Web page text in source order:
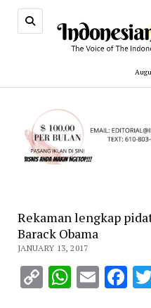
Rekaman lengkap
Barack Obama
JANUARY 13, 2017
Copy